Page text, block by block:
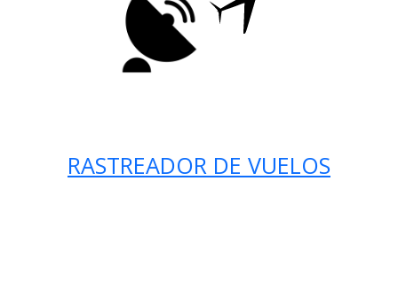
RASTREADOR DE VUELOS